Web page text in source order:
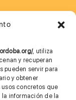
, utiliza
y recuperan
pueden servir para
y obtener
concretos que
información de la